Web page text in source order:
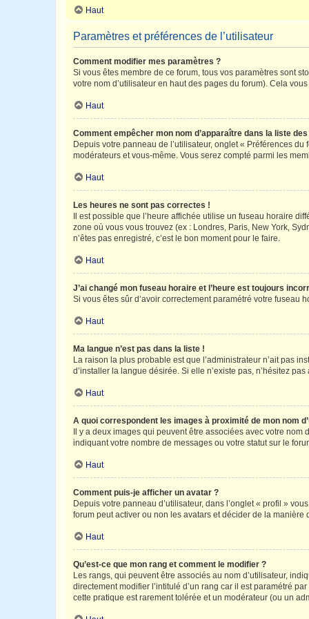
Haut
Paramètres et préférences de l’utilisateur
Comment modifier mes paramètres ?
Si vous êtes membre de ce forum, tous vos paramètres sont
votre nom d’utilisateur en haut des pages du forum). Cela
Haut
Comment empêcher mon nom d’apparaître dans la liste
Depuis votre panneau de l’utilisateur, onglet « Préférences du
modérateurs et vous-même. Vous serez compté parmi les
Haut
Les heures ne sont pas correctes !
Il est possible que l’heure affichée utilise un fuseau horaire
zone où vous vous trouvez (ex : Londres, Paris, New York,
n’êtes pas enregistré, c’est le bon moment pour le faire.
Haut
J’ai changé mon fuseau horaire et l’heure est toujours
Si vous êtes sûr d’avoir correctement paramétré votre fuseau
Haut
Ma langue n’est pas dans la liste !
La raison la plus probable est que l’administrateur n’ait pas
d’installer la langue désirée. Si elle n’existe pas, n’hésitez
Haut
A quoi correspondent les images à proximité de mon nom
Il y a deux images qui peuvent être associées avec votre
indiquant votre nombre de messages ou votre statut sur le
Haut
Comment puis-je afficher un avatar ?
Depuis votre panneau d’utilisateur, dans l’onglet « profil »
forum peut activer ou non les avatars et décider de la
Haut
Qu’est-ce que mon rang et comment le modifier ?
Les rangs, qui peuvent être associés au nom d’utilisateur,
directement modifier l’intitulé d’un rang car il est paramétré
cette pratique est rarement tolérée et un modérateur (ou un